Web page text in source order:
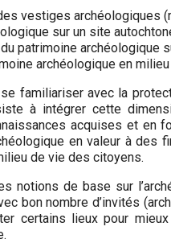
vestiges archéologiques
sur un site
patrimoine archéologique
archéologique en
familiariser avec la
à intégrer cette
acquises et en
en valeur à des
de vie des citoyens.
notions de base sur
bon nombre d’invités
certains lieux pour